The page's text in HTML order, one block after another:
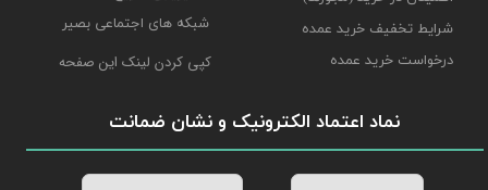
شرایط تخفیف خرید عمده
درخواست خرید عمده
نماد اعتماد الکترونیک و نشان ضمانت
شبکه های اجتماعی بصیر
کپی کردن لینک این صفحه